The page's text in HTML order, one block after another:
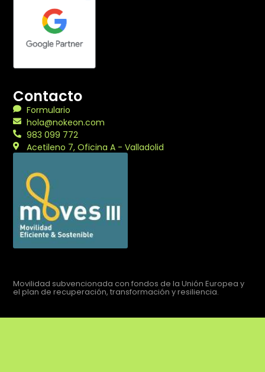
Contacto
Formulario
hola@nokeon.com
983 099 772
Acetileno 7, Oficina A - Valladolid
Movilidad subvencionada con fondos de la Unión Europea y
el plan de recuperación, transformación y resiliencia.